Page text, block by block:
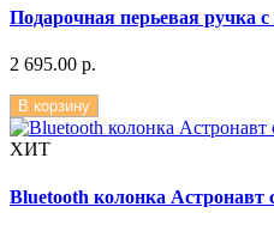
Подарочная перьевая ручка
2 695.00 р.
В корзину
ХИТ
Bluetooth колонка